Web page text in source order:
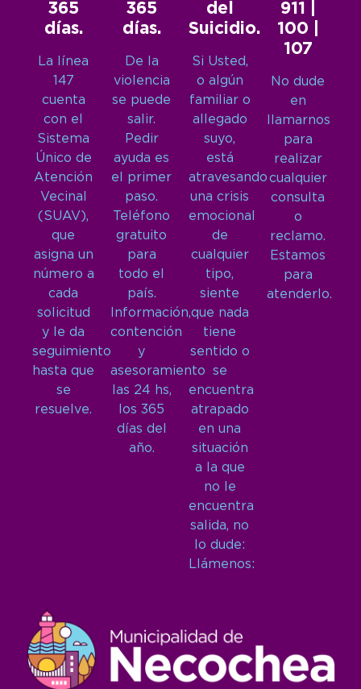
365
días.
La línea
147
cuenta
con el
Sistema
Único de
Atención
Vecinal
(SUAV),
que
asigna un
número a
cada
solicitud
y le da
seguimiento
hasta que
se
resuelve.
365
días.
De la
violencia
se puede
salir.
Pedir
ayuda es
el primer
paso.
Teléfono
gratuito
para
todo el
país.
Información,
contención
y
asesoramiento
las 24 hs,
los 365
días del
año.
del
Suicidio.
Si Usted,
o algún
familiar o
allegado
suyo,
está
atravesando
una crisis
emocional
de
cualquier
tipo,
siente
que nada
tiene
sentido o
se
encuentra
atrapado
en una
situación
a la que
no le
encuentra
salida, no
lo dude:
Llámenos:
911 |
100 |
107
No dude
en
llamarnos
para
realizar
cualquier
consulta
o
reclamo.
Estamos
para
atenderlo.